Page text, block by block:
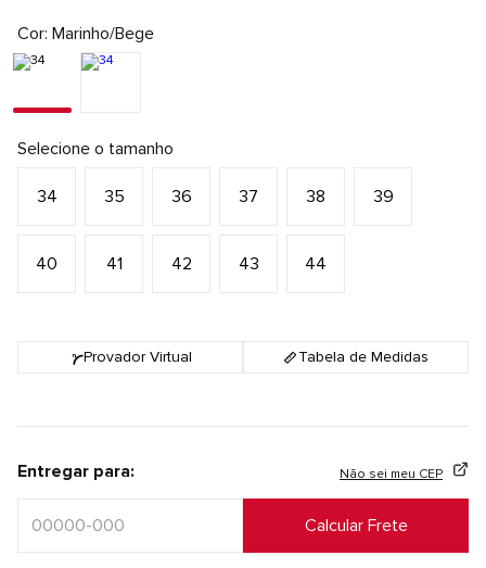
Cor Marinho/Bege
Selecione o tamanho
34 35 36 37 38 39
40 41 42 43 44
Provador Virtual Tabela de Medidas
Entregar para: Não sei meu CEP